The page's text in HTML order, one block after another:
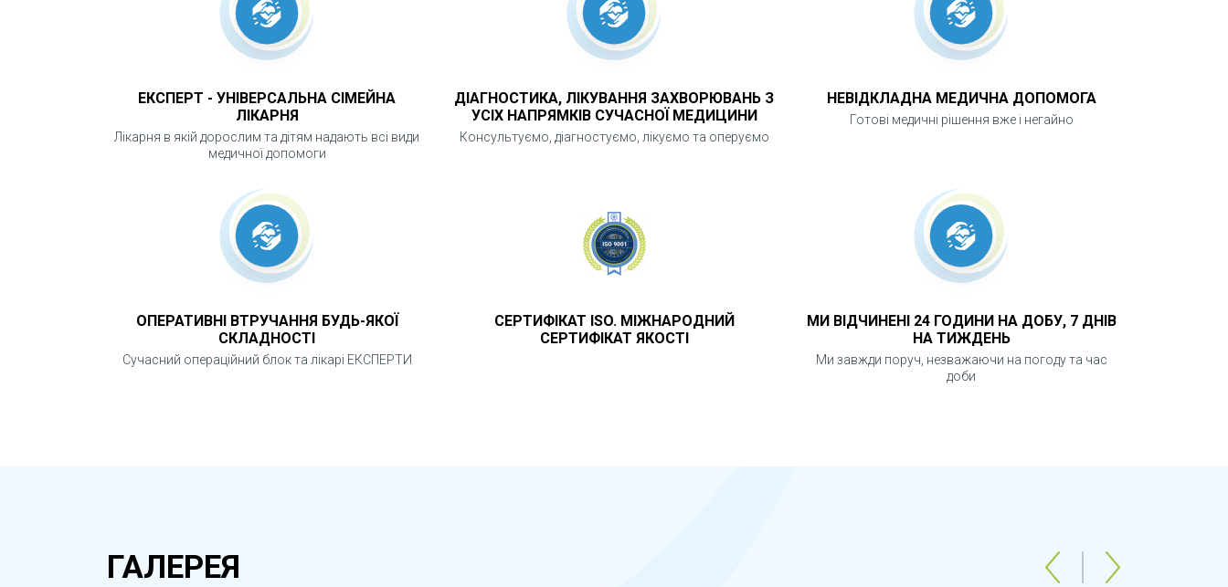
ЕКСПЕРТ - УНІВЕРСАЛЬНА СІМЕЙНА
ЛІКАРНЯ
Лікарня в якій дорослим та дітям надають всі види
медичної допомоги
ДІАГНОСТИКА, ЛІКУВАННЯ ЗАХВОРЮВАНЬ З
УСІХ НАПРЯМКІВ СУЧАСНОЇ МЕДИЦИНИ
Консультуємо, діагностуємо, лікуємо та оперуємо
НЕВІДКЛАДНА МЕДИЧНА ДОПОМОГА
Готові медичні рішення вже і негайно
ОПЕРАТИВНІ ВТРУЧАННЯ БУДЬ-ЯКОЇ
СКЛАДНОСТІ
Сучасний операційний блок та лікарі ЕКСПЕРТИ
СЕРТИФІКАТ ISO. МІЖНАРОДНИЙ
СЕРТИФІКАТ ЯКОСТІ
МИ ВІДЧИНЕНІ 24 ГОДИНИ НА ДОБУ, 7 ДНІВ
НА ТИЖДЕНЬ
Ми завжди поруч, незважаючи на погоду та час
доби
ГАЛЕРЕЯ